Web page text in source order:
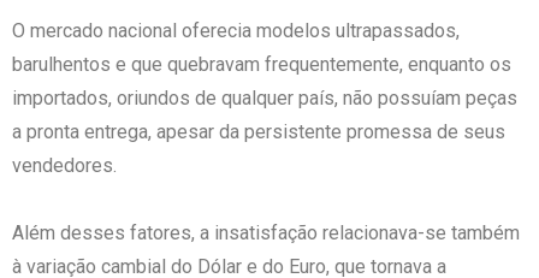
O mercado nacional oferecia modelos ultrapassados,
barulhentos e que quebravam frequentemente, enquanto os
importados, oriundos de qualquer país, não possuíam peças
a pronta entrega, apesar da persistente promessa de seus
vendedores.
Além desses fatores, a insatisfação relacionava-se também
à variação cambial do Dólar e do Euro, que tornava a